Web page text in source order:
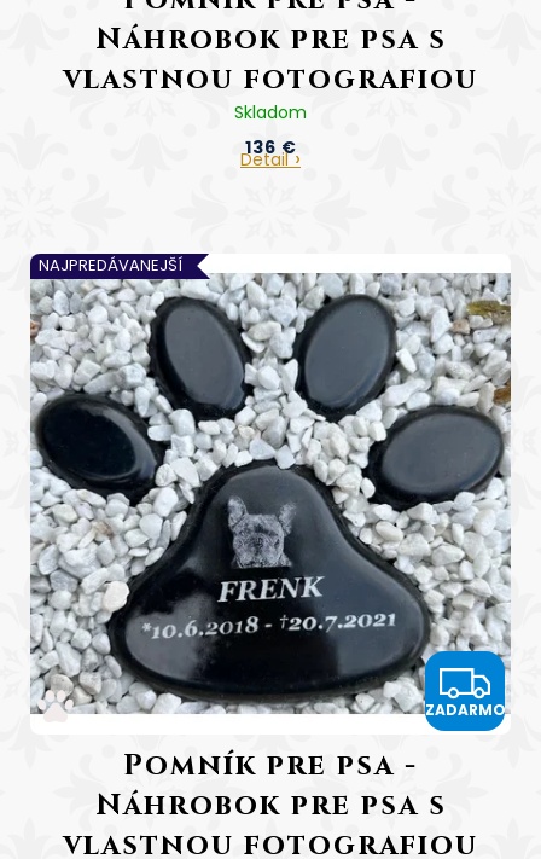
Náhrobok pre psa s
vlastnou fotografiou
a zlatým gravírovaním
Tlapka
Skladom
136 €
Detail
NAJPREDÁVANEJŠÍ
Z
A
ZADARMO
Pomník pre psa -
Náhrobok pre psa s
vlastnou fotografiou